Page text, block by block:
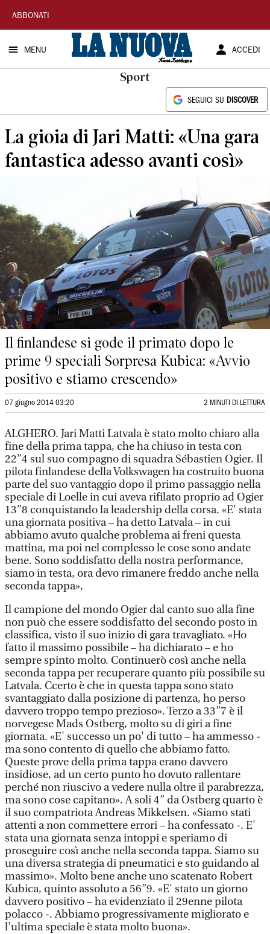
La
Nuova
Sardegna
ABBONATI
MENU ACCEDI
Sport
SEGUICI SU DISCOVER
La gioia di Jari Matti: «Una gara
fantastica adesso avanti così»
Il finlandese si gode il primato dopo le
prime 9 speciali Sorpresa Kubica: «Avvio
positivo e stiamo crescendo»
07 giugno 2014 03:20 2 MINUTI DI LETTURA
ALGHERO. Jari Matti Latvala è stato molto chiaro alla
fine della prima tappa, che ha chiuso in testa con
22”4 sul suo compagno di squadra Sébastien Ogier. Il
pilota finlandese della Volkswagen ha costruito buona
parte del suo vantaggio dopo il primo passaggio nella
speciale di Loelle in cui aveva rifilato proprio ad Ogier
13”8 conquistando la leadership della corsa. «E' stata
una giornata positiva – ha detto Latvala – in cui
abbiamo avuto qualche problema ai freni questa
mattina, ma poi nel complesso le cose sono andate
bene. Sono soddisfatto della nostra performance,
siamo in testa, ora devo rimanere freddo anche nella
seconda tappa»,
Il campione del mondo Ogier dal canto suo alla fine
non può che essere soddisfatto del secondo posto in
classifica, visto il suo inizio di gara travagliato. «Ho
fatto il massimo possibile – ha dichiarato – e ho
sempre spinto molto. Continuerò così anche nella
seconda tappa per recuperare quanto più possibile su
Latvala. Ccerto è che in questa tappa sono stato
svantaggiato dalla posizione di partenza, ho perso
davvero troppo tempo prezioso». Terzo a 33”7 è il
norvegese Mads Ostberg, molto su di giri a fine
giornata. «E' successo un po' di tutto – ha ammesso -
ma sono contento di quello che abbiamo fatto.
Queste prove della prima tappa erano davvero
insidiose, ad un certo punto ho dovuto rallentare
perché non riuscivo a vedere nulla oltre il parabrezza,
ma sono cose capitano». A soli 4” da Ostberg quarto è
il suo compatriota Andreas Mikkelsen. «Siamo stati
attenti a non commettere errori – ha confessato -. E'
stata una giornata senza intoppi e speriamo di
proseguire così anche nella seconda tappa. Siamo su
una diversa strategia di pneumatici e sto guidando al
massimo». Molto bene anche uno scatenato Robert
Kubica, quinto assoluto a 56”9. «E' stato un giorno
davvero positivo – ha evidenziato il 29enne pilota
polacco -. Abbiamo progressivamente migliorato e
l'ultima speciale è stata molto buona».